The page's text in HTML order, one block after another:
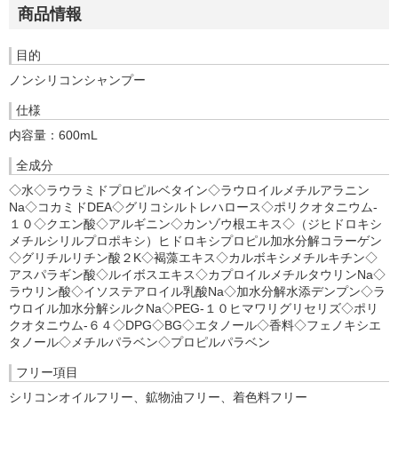
商品情報
目的
ノンシリコンシャンプー
仕様
内容量：600mL
全成分
◇水◇ラウラミドプロピルベタイン◇ラウロイルメチルアラニン
Na◇コカミドDEA◇グリコシルトレハロース◇ポリクオタニウム-
１０◇クエン酸◇アルギニン◇カンゾウ根エキス◇（ジヒドロキシ
メチルシリルプロポキシ）ヒドロキシプロピル加水分解コラーゲン
◇グリチルリチン酸２K◇褐藻エキス◇カルボキシメチルキチン◇
アスパラギン酸◇ルイボスエキス◇カプロイルメチルタウリンNa◇
ラウリン酸◇イソステアロイル乳酸Na◇加水分解水添デンプン◇ラ
ウロイル加水分解シルクNa◇PEG-１０ヒマワリグリセリズ◇ポリ
クオタニウム-６４◇DPG◇BG◇エタノール◇香料◇フェノキシエ
タノール◇メチルパラベン◇プロピルパラベン
フリー項目
シリコンオイルフリー、鉱物油フリー、着色料フリー